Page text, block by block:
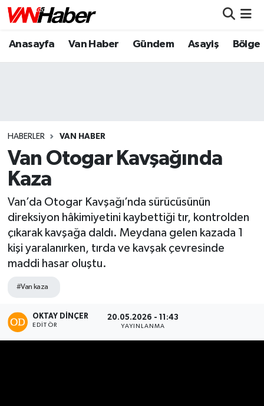
Anasayfa Van Haber Gündem Asayiş Bölge
HABERLER VAN HABER
Van Otogar Kavşağında
Kaza
Van’da Otogar Kavşağı’nda sürücüsünün
direksiyon hâkimiyetini kaybettiği tır, kontrolden
çıkarak kavşağa daldı. Meydana gelen kazada 1
kişi yaralanırken, tırda ve kavşak çevresinde
maddi hasar oluştu.
#Van kaza
OKTAY DİNÇER
EDITÖR
20.05.2026 - 11:43
YAYINLANMA
Nöbetçi Eczaneler
Puan Durumu ve Fikstür
Tüm Manşetler
Son Dakika Haberleri
Haber Arşivi